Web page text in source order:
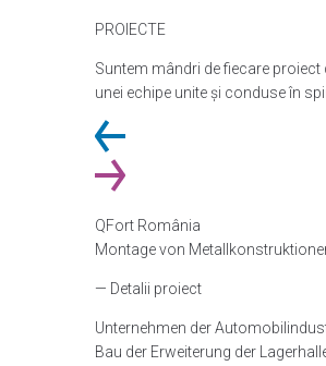
PROIECTE
Suntem mândri de fiecare
unei echipe unite și conduse în
QFort România
Montage von
— Detalii proiect
Unternehmen der
Bau der Erweiterung der